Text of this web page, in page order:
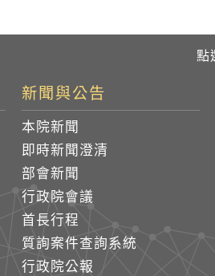
新聞與公告
本院新聞
即時新聞澄清
部會新聞
行政院會議
首長行程
質詢案件查詢系統
行政院公報